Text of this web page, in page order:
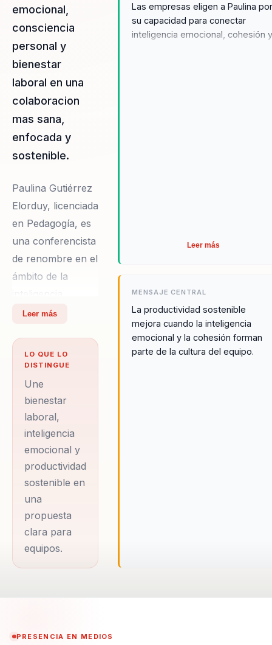
emocional,
consciencia
personal y
bienestar
laboral en una
colaboracion
mas sana,
enfocada y
sostenible.
Paulina Gutiérrez
Elorduy, licenciada
en Pedagogía, es
una conferencista
de renombre en el
ámbito de la
emocional y el
corporativo. Su
habilidad para
transformar
equipos de trabajo
a través de estas
disciplinas ha sido
reconocida a nivel
nacional e
internacional. Con
un enfoque en la
creación de
proyectos que
promueven el
Leer más
LO QUE LO
DISTINGUE
Une
bienestar
laboral,
inteligencia
emocional y
productividad
sostenible en
una
propuesta
clara para
equipos.
Las empresas eligen a Paulina
su capacidad para conectar
inteligencia emocional, cohesión
Leer más
MENSAJE CENTRAL
La productividad sostenible
mejora cuando la inteligencia
emocional y la cohesión forman
parte de la cultura del equipo.
PRESENCIA EN MEDIOS